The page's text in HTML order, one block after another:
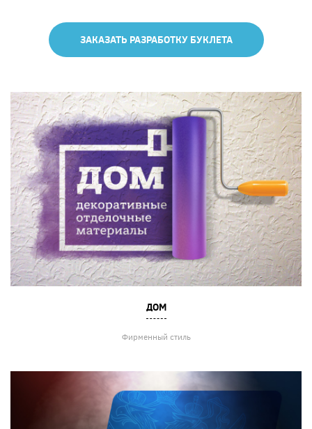
ЗАКАЗАТЬ РАЗРАБОТКУ БУКЛЕТА
ДОМ
Фирменный стиль